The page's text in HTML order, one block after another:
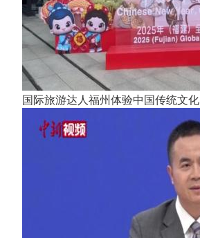
国际旅游达人福州体验中国传统文化